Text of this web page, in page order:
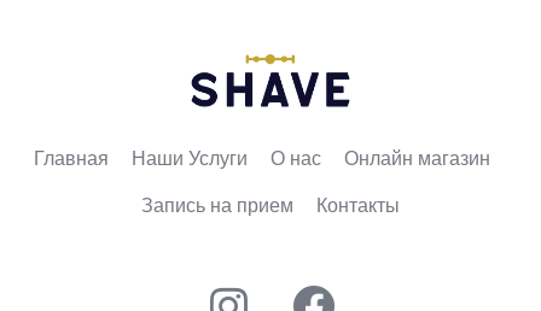
Главная Наши Услуги О нас Онлайн магазин
Запись на прием Контакты